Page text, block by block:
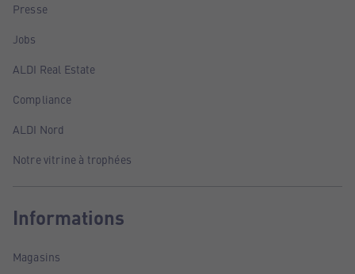
Presse
Jobs
ALDI Real Estate
Compliance
ALDI Nord
Notre vitrine à trophées
Informations
Magasins